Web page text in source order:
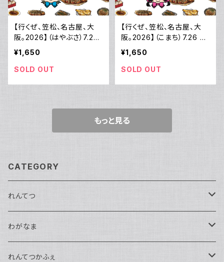
【行くぜ、笠松、名古屋、大
阪。2026】（はやぶさ）7.26
大阪ライブチェキ
¥1,650
SOLD OUT
【行くぜ、笠松、名古屋、大
阪。2026】（こまち）7.26 大
阪ライブチェキ
¥1,650
SOLD OUT
もっと見る
CATEGORY
れんてつ
馬鉄かもめ生誕祭2026
れんてつ関西遠征2026
わがなま
チェキ
れんてつかふぇ